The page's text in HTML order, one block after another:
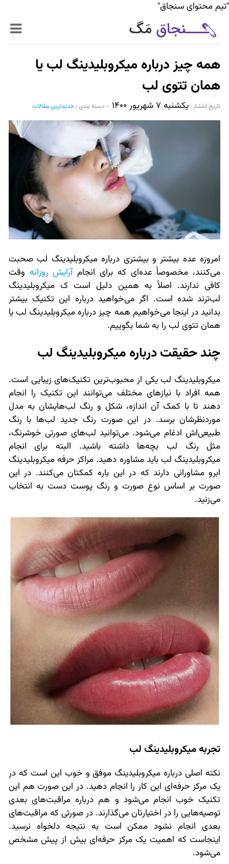
"تیم محتوای سنجاق"
زنده‌تر
سیر تا پیاز خدمات
World Mag
بازار آنلاین سنجاق
همه چیز درباره میکروبلیدینگ لب یا
همان تتوی لب
تاریخ انتشار :‌ یکشنبه ۷ شهریور ۱۴۰۰ - دسته بندی : جدیدترین مقالات
امروزه عده بیشتر و بیشتری درباره میکروبلیدینگ لب صحبت
می‌کنند، مخصوصاً عده‌ای که برای انجامآرایش روزانه وقت
کافی ندارند. اصلاً به همین دلیل است ک میکروبلیدینگ
لب‌ترند شده است. اگر می‌خواهید درباره این تکنیک بیشتر
بدانید در اینجا می‌خواهیم همه چیز درباره میکروبلیدینگ لب یا
همان تتوی لب را به شما بگوییم.
چند حقیقت درباره میکروبلیدینگ لب
میکروبلیدینگ لب یکی از محبوب‌ترین تکنیک‌های زیبایی است.
همه افراد با نیازهای مختلف می‌توانند این تکنیک را انجام
دهند تا با کمک آن اندازه، شکل و رنگ لب‌هایشان به مدل
موردنظرشان برسد. در این صورت رنگ جدید لب‌ها با رنگ
طبیعی‌اش ادغام می‌شود. می‌توانید لب‌های صورتی خوشرنگ،
مثل رنگ لب بچه‌ها داشته باشید. البته برای انجام
میکروبلیدینگ لب باید مشاوره دهید. مراکز حرفه میکروبلیدینگ
ابرو مشاورانی دارند که در این باره کمکتان می‌کنند. در این
صورت بر اساس نوع صورت و رنگ پوست دست به انتخاب
می‌زنید.
تجربه میکروبلیدینگ لب
نکته اصلی درباره میکروبلیدینگ موفق و خوب این است که در
یک مرکز حرفه‌ای این کار را انجام دهید. در این صورت هم این
تکنیک خوب انجام می‌شود و هم درباره مراقبت‌های بعدی
توصیه‌هایی را در اختیارتان می‌گذارند. در صورتی که مراقبت‌های
بعدی انجام نشود ممکن است به نتیجه دلخواه نرسید.
اینجاست که اهمیت یک مرکز حرفه‌ای بیش از پیش مشخص
می‌شود.